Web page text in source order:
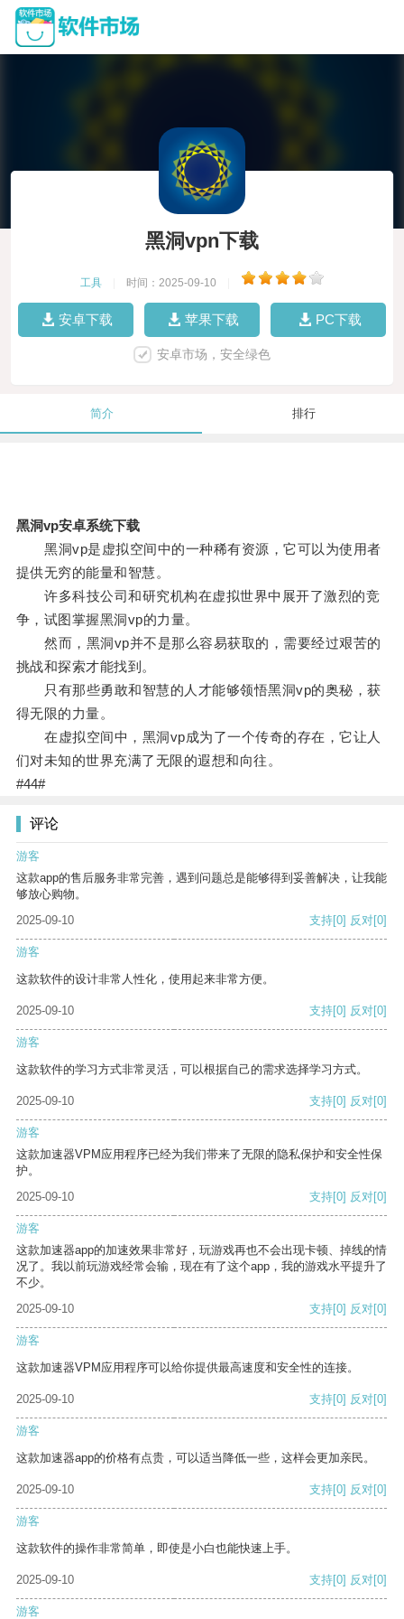
黑洞vpn下载
工具 时间：2025-09-10
安卓下载 苹果下载 PC下载
安卓市场，安全绿色
简介 排行
黑洞vp安卓系统下载
黑洞vp是虚拟空间中的一种稀有资源，它可以为使用者
提供无穷的能量和智慧。
许多科技公司和研究机构在虚拟世界中展开了激烈的竞
争，试图掌握黑洞vp的力量。
然而，黑洞vp并不是那么容易获取的，需要经过艰苦的
挑战和探索才能找到。
只有那些勇敢和智慧的人才能够领悟黑洞vp的奥秘，获
得无限的力量。
在虚拟空间中，黑洞vp成为了一个传奇的存在，它让人
们对未知的世界充满了无限的遐想和向往。
#44#
评论
游客
这款app的售后服务非常完善，遇到问题总是能够得到妥善解决，让我能
够放心购物。
2025-09-10
支持[0] 反对[0]
游客
这款软件的设计非常人性化，使用起来非常方便。
2025-09-10 支持[0] 反对[0]
游客
这款软件的学习方式非常灵活，可以根据自己的需求选择学习方式。
2025-09-10 支持[0] 反对[0]
游客
这款加速器VPM应用程序已经为我们带来了无限的隐私保护和安全性保
护。
2025-09-10
支持[0] 反对[0]
游客
这款加速器app的加速效果非常好，玩游戏再也不会出现卡顿、掉线的情
况了。我以前玩游戏经常会输，现在有了这个app，我的游戏水平提升了
不少。
2025-09-10
支持[0] 反对[0]
游客
这款加速器VPM应用程序可以给你提供最高速度和安全性的连接。
2025-09-10 支持[0] 反对[0]
游客
这款加速器app的价格有点贵，可以适当降低一些，这样会更加亲民。
2025-09-10 支持[0] 反对[0]
游客
这款软件的操作非常简单，即使是小白也能快速上手。
2025-09-10 支持[0] 反对[0]
游客